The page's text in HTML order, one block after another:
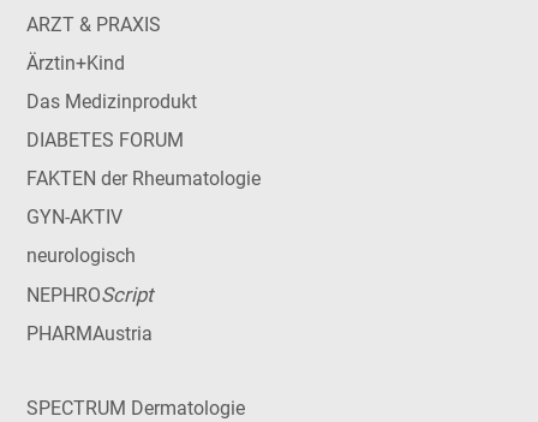
ARZT & PRAXIS
Ärztin+Kind
Das Medizinprodukt
DIABETES FORUM
FAKTEN der Rheumatologie
GYN-AKTIV
neurologisch
NEPHROScript
PHARMAustria
SPECTRUM Dermatologie